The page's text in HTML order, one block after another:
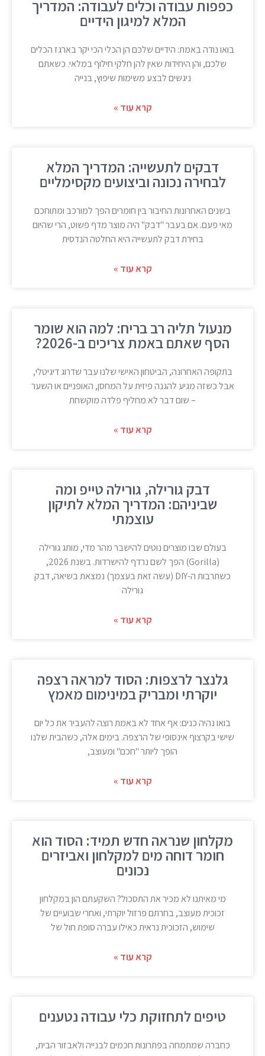
כפפות עבודה וכלים לעבודה: המדריך
המלא למיגון הידיים
בואו נודה באמת: הידיים שלכם הן הכלי הכי יקר בארגז הכלים
שלכם, והן היחידות שאין להן חלקי חילוף במלאי. כשאתם
ניגשים לבצע משימות שיפוץ, בנייה
קרא עוד »
דבקים לתעשייה: המדריך המלא
לבחירה נכונה וביצועים מקסימליים
בשנים האחרונות החיבור בין חומרים הפך למורכב ומתוחכם
מאי פעם. אם בעבר "דבק" היה מוצר מדף פשוט, הרי שהיום
בחירת דבק לתעשייה היא החלטה הנדסית
קרא עוד »
מנעול תליה רב בריח: למה הוא שומר
הסף שאתם באמת צריכים ב-2026?
בתקופה האחרונה, הביטחון האישי שלנו עבר שדרוג דיגיטלי,
אבל כשזה מגיע להגנה פיזית על המחסן, האופניים או השער
– שום דבר לא מחליף פלדה מוקשחת
קרא עוד »
דבק גורילה, גורילה טייפ ומה
שביניהם: המדריך המלא לתיקון
עוצמתי
בעולם שבו מוצרים נוטים להישבר מהר מדי, מותג גורילה
(Gorilla) הפך לשם נרדף להישרדות. בשנת 2026,
כשתרבות ה-DIY (עשה זאת בעצמך) נמצאת בשיאה, דבק
גורילה
קרא עוד »
גלנצר לרצפות: הסוד למראה רצפה
יוקרתי ומבריק במינימום מאמץ
בואו נהיה כנים: אף אחד לא באמת רוצה להעביר את כל יום
שישי בקרצוף אינסופי של הרצפה. בימים אלה, כשהבית שלנו
הופך ליותר "חכם" ומעוצב,
קרא עוד »
מקלחון שנראה חדש תמיד: הסוד הוא
חומר דוחה מים למקלחון ואביזרים
נכונים
מי מאיתנו לא מכיר את התסכול? השקעתם הון במקלחון
זכוכית מעוצב, בחרתם פרזול יוקרתי, ואחרי שבועיים של
שימוש, הזכוכית נראית כאילו עברה סופת חול של
קרא עוד »
טיפים לתחזוקת כלי עבודה נטענים
כחברה שמתמחה בפתרונות חכמים לבנייה ולאבזור הבית,